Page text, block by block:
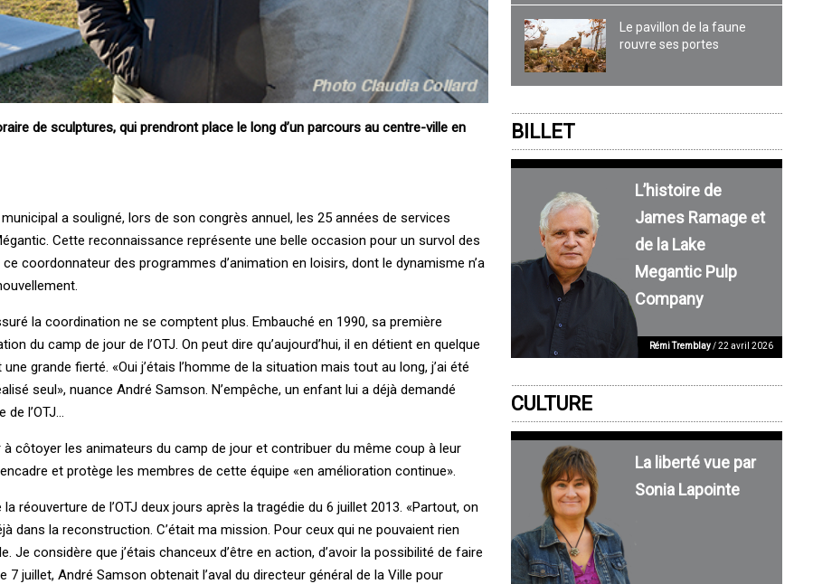
de sculptures, qui prendront place le long d’un parcours au centre-ville en
a souligné, lors de son congrès annuel, les 25 années de services
Cette reconnaissance représente une belle occasion pour un survol des
coordonnateur des programmes d’animation en loisirs, dont le dynamisme n’a
la coordination ne se comptent plus. Embauché en 1990, sa première
du camp de jour de l’OTJ. On peut dire qu’aujourd’hui, il en détient en quelque
grande fierté. «Oui j’étais l’homme de la situation mais tout au long, j’ai été
seul», nuance André Samson. N’empêche, un enfant lui a déjà demandé
de l’OTJ…
à côtoyer les animateurs du camp de jour et contribuer du même coup à leur
et protège les membres de cette équipe «en amélioration continue».
réouverture de l’OTJ deux jours après la tragédie du 6 juillet 2013. «Partout, on
dans la reconstruction. C’était ma mission. Pour ceux qui ne pouvaient rien
Je considère que j’étais chanceux d’être en action, d’avoir la possibilité de faire
7 juillet, André Samson obtenait l’aval du directeur général de la Ville pour
Le pavillon de la faune
rouvre ses portes
BILLET
L’histoire de
James Ramage et
de la Lake
Megantic Pulp
Company
Rémi Tremblay/ 22 avril 2026
CULTURE
La liberté vue par
Sonia Lapointe